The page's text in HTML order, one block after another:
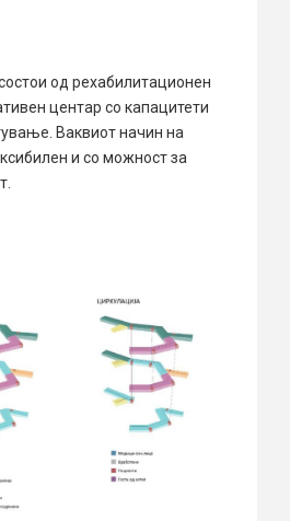
од рехабилитационен
центар со капацитети
Ваквиот начин на
и со можност за